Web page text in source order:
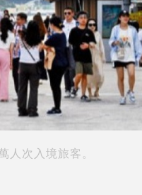
次入境旅客。